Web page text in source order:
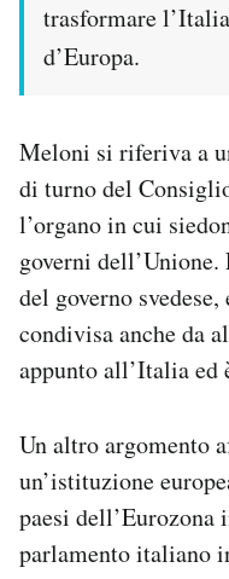
trasformare
d’Europa.
Meloni si riferiva a
di turno del
l’organo in cui
governi
del governo
condivisa anche da
appunto all’Italia ed
Un altro argomento
un’istituzione
paesi
parlamento italiano